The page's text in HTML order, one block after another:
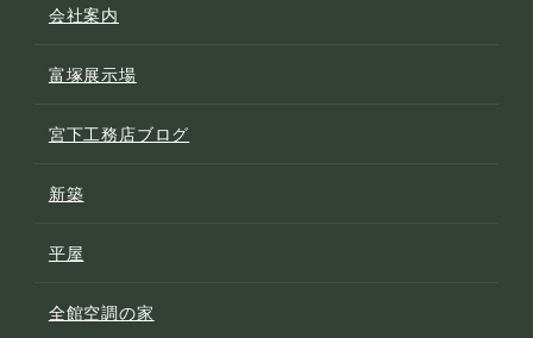
会社案内
富塚展示場
宮下工務店ブログ
新築
平屋
全館空調の家